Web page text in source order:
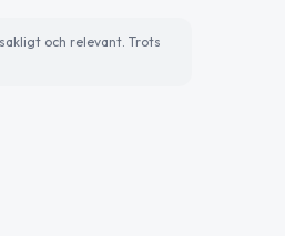
och relevant. Trots